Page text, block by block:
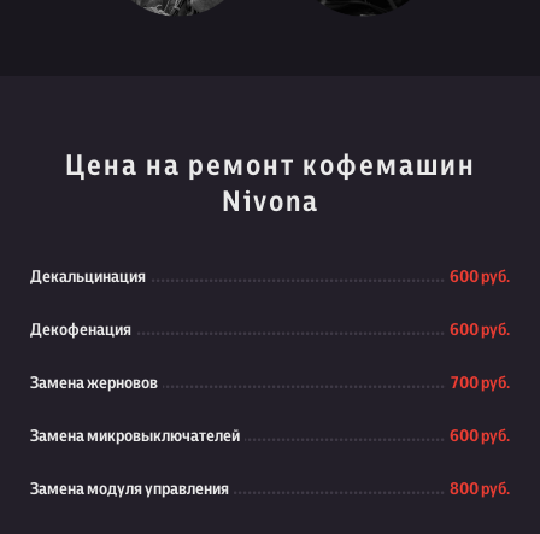
Цена на ремонт кофемашин
Nivona
Декальцинация 600 руб.
Декофенация 600 руб.
Замена жерновов 700 руб.
Замена микровыключателей 600 руб.
Замена модуля управления 800 руб.